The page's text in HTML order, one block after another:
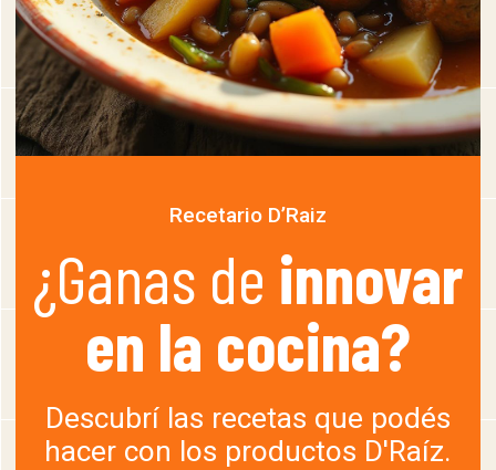
Recetario D’Raiz
¿Ganas de innovar
en la cocina?
Descubrí las recetas que podés
hacer con los productos D'Raíz.